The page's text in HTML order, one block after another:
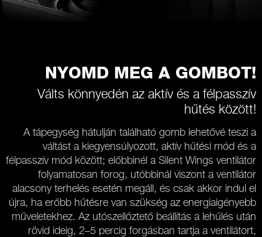
NYOMD MEG A GOMBOT!
Válts könnyedén az aktív és a félpasszív
hűtés között!
A tápegység hátulján található gomb lehetővé teszi a
váltást a kiegyensúlyozott, aktív hűtési mód és a
félpasszív mód között; előbbinél a Silent Wings ventilátor
folyamatosan forog, utóbbinál viszont a ventilátor
alacsony terhelés esetén megáll, és csak akkor indul el
újra, ha erőbb hűtésre van szükség az energiaigényebb
műveletekhez. Az utószellőztető beállítás a lehűlés után
rövid ideig, 2–5 percig forgásban tartja a ventilátort,